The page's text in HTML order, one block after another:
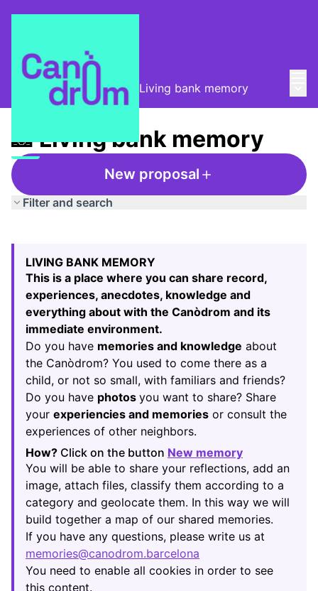
Taula de Memòries / 📸 Living bank memory
📸 Living bank memory
New proposal
Filter and search
−
LIVING BANK MEMORY
This is a place where you can share record,
experiences, anecdotes, knowledge and
everything about with the Canòdrom and its
immediate environment.
Do you have memories and knowledge about
the Canòdrom? You used to come there as a
child, or not so small, with familiars and friends?
Do you have photos you want to share? Share
your experiencies and memories or consult the
experiences of other neighbors.
How? Click on the button New memory
(Opens in
You will be able to share your reflections, add an
image, attach files, classify them according to a
category and geolocate them. In this way we will
build together a map of our shared memories.
If you have any questions, please write us at
memories@canodrom.barcelona
(Opens in new tab)
You need to enable all cookies in order to see
this content.